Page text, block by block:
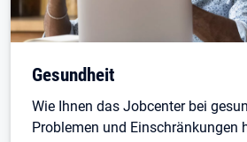
Gesundheit
Wie Ihnen das Jobcenter bei
Problemen und Einschränkungen